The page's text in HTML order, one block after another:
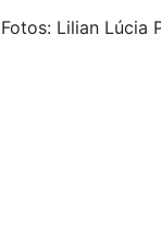
Fotos: Lilian Lúcia